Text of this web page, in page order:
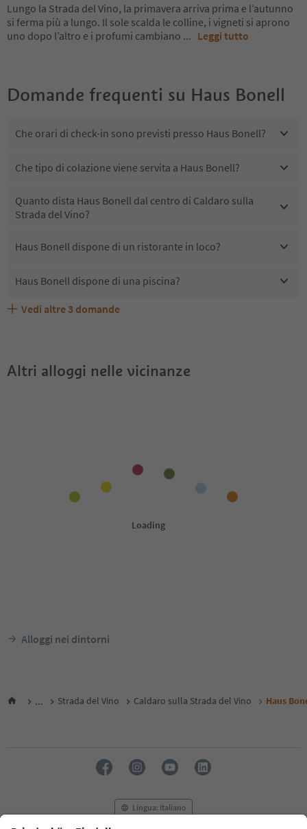
Lungo la Strada del Vino, la primavera arriva prima e l’autunno
si ferma più a lungo. Il sole scalda le colline, i vigneti si aprono
uno dopo l’altro e i profumi cambiano ... Leggi tutto
Domande frequenti su Haus Bonell
Che orari di check-in sono previsti presso Haus Bonell?
Che tipo di colazione viene servita a Haus Bonell?
Quanto dista Haus Bonell dal centro di Caldaro sulla
Strada del Vino?
Haus Bonell dispone di un ristorante in loco?
Haus Bonell dispone di una piscina?
Haus Bonell accetta animali domestici?
Quali servizi/attività sono disponibili presso Haus
Gli ospiti di Haus Bonell ricevono l'Alto Adige Guest Pass?
Vedi altre 3 domande
Altri alloggi nelle vicinanze
Alloggi nei dintorni
... Strada del Vino Caldaro sulla Strada del Vino Haus
Lingua: Italiano